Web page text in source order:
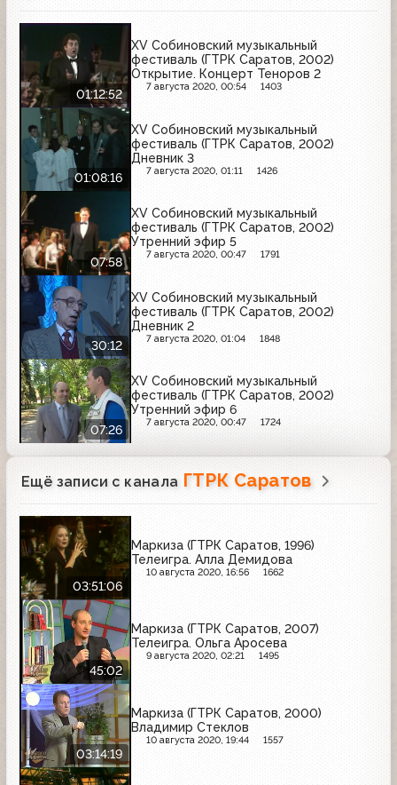
01:12:52
XV Собиновский музыкальный
фестиваль (ГТРК Саратов, 2002)
Открытие. Концерт Теноров 2
7 августа 2020, 00:54 1403
01:08:16
XV Собиновский музыкальный
фестиваль (ГТРК Саратов, 2002)
Дневник 3
7 августа 2020, 01:11 1426
07:58
XV Собиновский музыкальный
фестиваль (ГТРК Саратов, 2002)
Утренний эфир 5
7 августа 2020, 00:47 1791
30:12
XV Собиновский музыкальный
фестиваль (ГТРК Саратов, 2002)
Дневник 2
7 августа 2020, 01:04 1848
07:26
XV Собиновский музыкальный
фестиваль (ГТРК Саратов, 2002)
Утренний эфир 6
7 августа 2020, 00:47 1724
Ещё записи с канала ГТРК Саратов
03:51:06
Маркиза (ГТРК Саратов, 1996)
Телеигра. Алла Демидова
10 августа 2020, 16:56 1662
45:02
Маркиза (ГТРК Саратов, 2007)
Телеигра. Ольга Аросева
9 августа 2020, 02:21 1495
03:14:19
Маркиза (ГТРК Саратов, 2000)
Владимир Стеклов
10 августа 2020, 19:44 1557